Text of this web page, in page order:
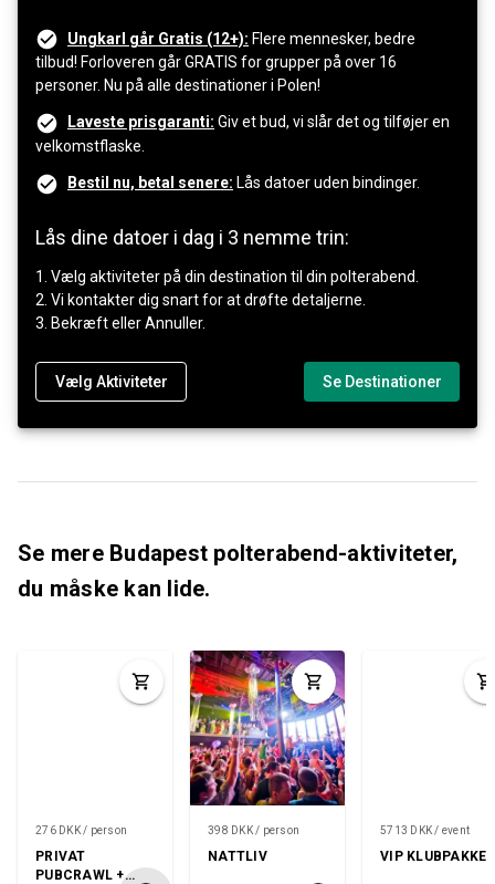
Ungkarl går Gratis (12+): Flere mennesker, bedre
tilbud! Forloveren går GRATIS for grupper på over 16
personer. Nu på alle destinationer i Polen!
Laveste prisgaranti: Giv et bud, vi slår det og tilføjer en
velkomstflaske.
Bestil nu, betal senere: Lås datoer uden bindinger.
Lås dine datoer i dag i 3 nemme trin:
1. Vælg aktiviteter på din destination til din polterabend.
2. Vi kontakter dig snart for at drøfte detaljerne.
3. Bekræft eller Annuller.
Vælg Aktiviteter Se Destinationer
Se mere Budapest polterabend-aktiviteter,
du måske kan lide.
276 DKK / person
PRIVAT
PUBCRAWL +
398 DKK / person
NATTLIV
5713 DKK / event
VIP KLUBPAKKE